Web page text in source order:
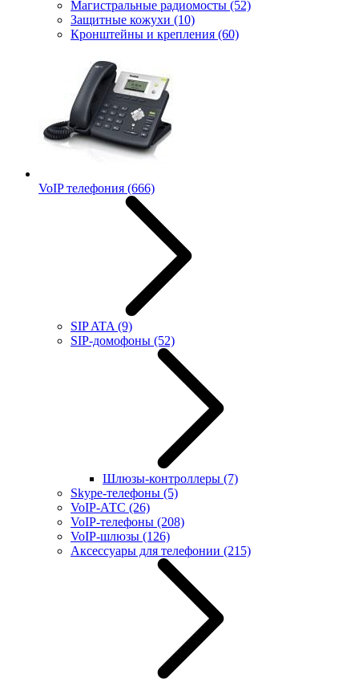
Магистральные радиомосты (52)
Защитные кожухи (10)
Кронштейны и крепления (60)
VoIP телефония (666)
SIP ATA (9)
SIP-домофоны (52)
Шлюзы-контроллеры (7)
Skype-телефоны (5)
VoIP-АТС (26)
VoIP-телефоны (208)
VoIP-шлюзы (126)
Аксессуары для телефонии (215)